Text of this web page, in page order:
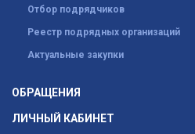
Отбор подрядчиков
Реестр подрядных организаций
Актуальные закупки
ОБРАЩЕНИЯ
ЛИЧНЫЙ КАБИНЕТ